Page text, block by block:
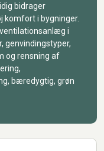
bidrager
komfort i bygninger.
i
genvindingstyper,
og rensning af
bæredygtig, grøn